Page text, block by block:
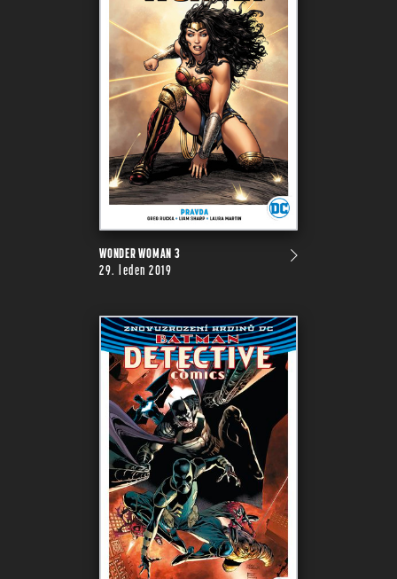
WONDER WOMAN 3
29. leden 2019